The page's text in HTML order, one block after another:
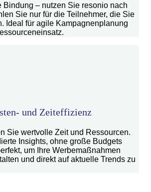
Bindung – nutzen Sie resonio nach
Sie nur für die Teilnehmer, die Sie
Ideal für agile Kampagnenplanung
und Zeiteffizienz
Sie wertvolle Zeit und Ressourcen.
Insights, ohne große Budgets
um Ihre Werbemaßnahmen
und direkt auf aktuelle Trends zu